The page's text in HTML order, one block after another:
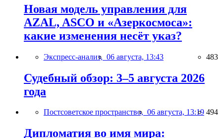
Новая модель управления для
AZAL, ASCO и «Азеркосмоса»:
какие изменения несёт указ?
Экспресс-анализ, 06 августа, 13:43 483
Судебный обзор: 3–5 августа 2026
года
Постсоветское пространство, 06 августа, 13:19 494
Дипломатия во имя мира: